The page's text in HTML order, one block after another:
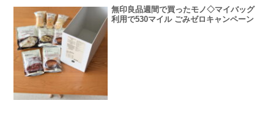
無印良品週間で買ったモノ◇マイバッグ
利用で530マイル ごみゼロキャンペーン